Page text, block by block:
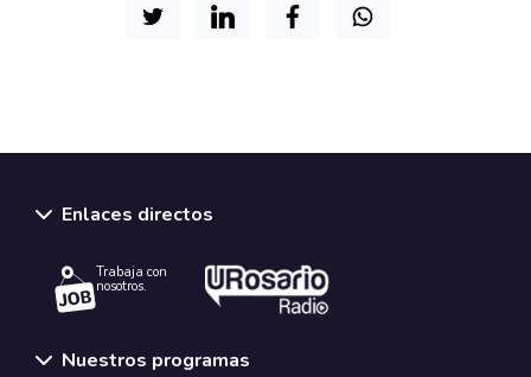
Enlaces directos
Trabaja con
nosotros.
Nuestros programas